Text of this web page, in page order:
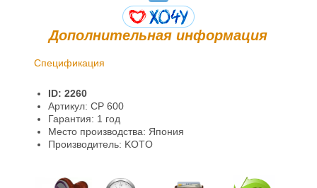
Дополнительная информация
Спецификация
Гарантии и возврат
Информация
ID: 2260
Артикул: CP 600
Гарантия: 1 год
Место производства: Япония
Производитель: KOTO